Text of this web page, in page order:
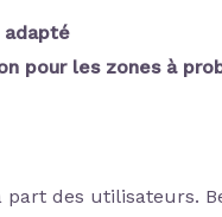
pour les zones à
des utilisateurs.